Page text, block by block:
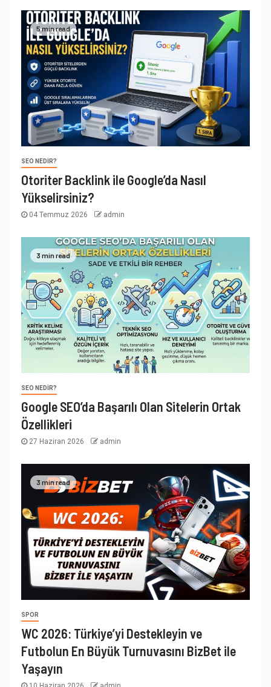
5 min read
SEO NEDIR?
Otoriter Backlink ile Google’da Nasıl
Yükselirsiniz?
04 Temmuz 2026 admin
3 min read
SEO NEDIR?
Google SEO’da Başarılı Olan Sitelerin Ortak
Özellikleri
27 Haziran 2026 admin
3 min read
SPOR
WC 2026: Türkiye’yi Destekleyin ve
Futbolun En Büyük Turnuvasını BizBet ile
Yaşayın